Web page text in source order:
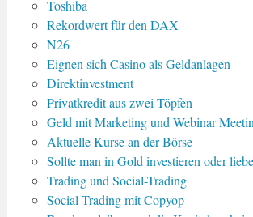
Toshiba
Rekordwert für den DAX
N26
Eignen sich Casino als Geldanlagen
Direktinvestment
Privatkredit aus zwei Töpfen
Geld mit Marketing und Webinar
Aktuelle Kurse an der Börse
Sollte man in Gold investieren oder
Trading und Social-Trading
Social Trading mit Copyop